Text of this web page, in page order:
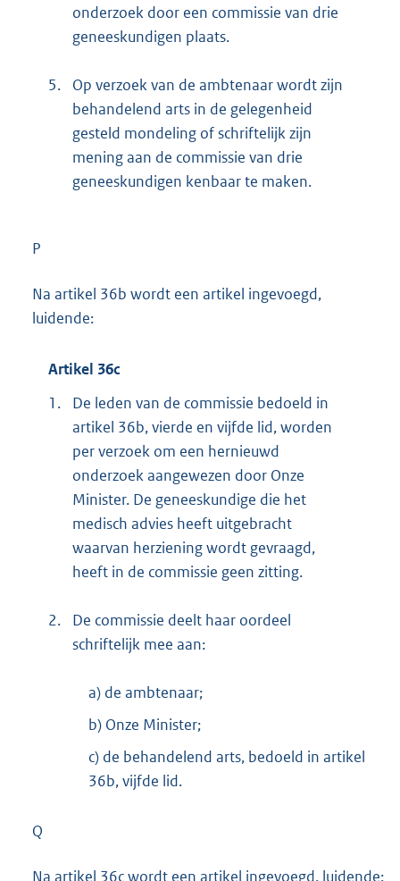
onderzoek door een commissie van drie
geneeskundigen plaats.
5.
Op verzoek van de ambtenaar wordt zijn
behandelend arts in de gelegenheid
gesteld mondeling of schriftelijk zijn
mening aan de commissie van drie
geneeskundigen kenbaar te maken.
P
Na artikel 36b wordt een artikel ingevoegd,
luidende:
Artikel 36c
1.
De leden van de commissie bedoeld in
artikel 36b, vierde en vijfde lid, worden
per verzoek om een hernieuwd
onderzoek aangewezen door Onze
Minister. De geneeskundige die het
medisch advies heeft uitgebracht
waarvan herziening wordt gevraagd,
heeft in de commissie geen zitting.
2.
De commissie deelt haar oordeel
schriftelijk mee aan:
a) de ambtenaar;
b) Onze Minister;
c) de behandelend arts, bedoeld in artikel
36b, vijfde lid.
Q
Na artikel 36c wordt een artikel ingevoegd, luidende: